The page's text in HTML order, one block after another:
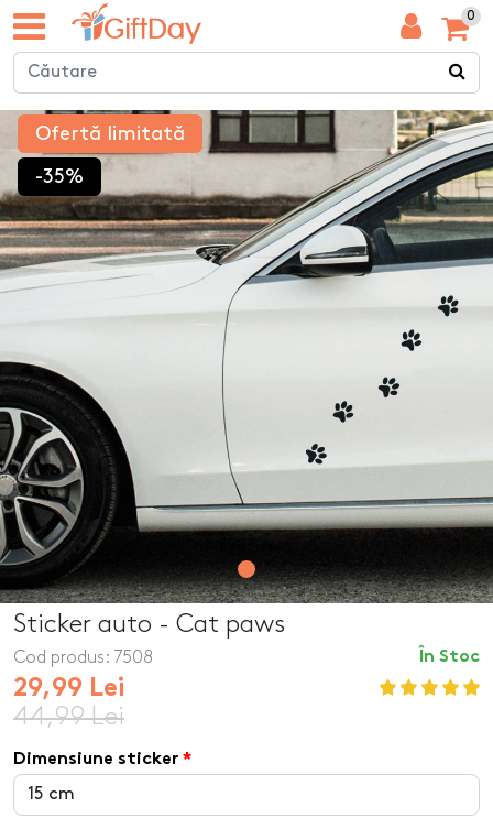
0
Ofertă limitată
-35%
Sticker auto - Cat paws
În Stoc
Cod produs: 7508
29,99 Lei
44,99 Lei
Dimensiune sticker